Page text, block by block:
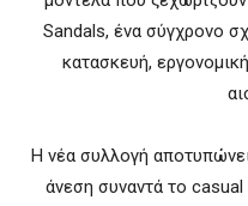
Sandals, ένα σύγχρονο
κατασκευή,
Η νέα συλλογή
άνεση συναντά το casual